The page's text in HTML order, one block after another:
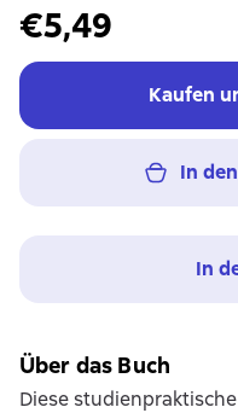
€5,49
Kaufen
In
In
Über das Buch
Diese